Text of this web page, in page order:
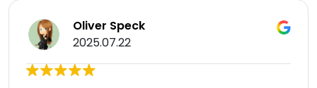
Oliver Speck
2025.07.22